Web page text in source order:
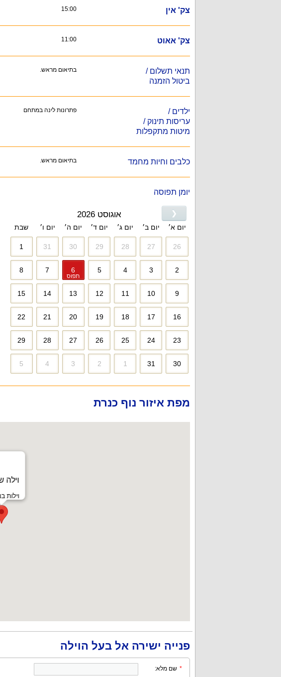
צק' אין 15:00
צק' אאוט 11:00
תנאי תשלום /
ביטול הזמנה
בתיאום מראש.
ילדים /
עריסות תינוק /
מיטות מתקפלות
פתרונות לינה במתחם
כלבים וחיות מחמד בתיאום מראש.
יומן תפוסה
אוגוסט 2026
יום א׳ יום ב׳ יום ג׳ יום ד׳ יום ה׳ יום ו׳ שבת
26
27
28
29
30
31
1
2
3
4
5
6
תפוס
7
8
9
10
11
12
13
14
15
16
17
18
19
20
21
22
23
24
25
26
27
28
29
30
31
1
2
3
4
5
❮
מפת איזור נוף כנרת
וילה
וילות
פנייה ישירה אל בעל הוילה
* שם מלא: